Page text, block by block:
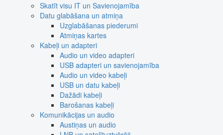
Skatīt visu IT un Savienojamība
Datu glabāšana un atmiņa
Uzglabāšanas piederumi
Atmiņas kartes
Kabeļi un adapteri
Audio un video adapteri
USB adapteri un savienojamība
Audio un video kabeļi
USB un datu kabeļi
Dažādi kabeļi
Barošanas kabeļi
Komunikācijas un audio
Austiņas un audio